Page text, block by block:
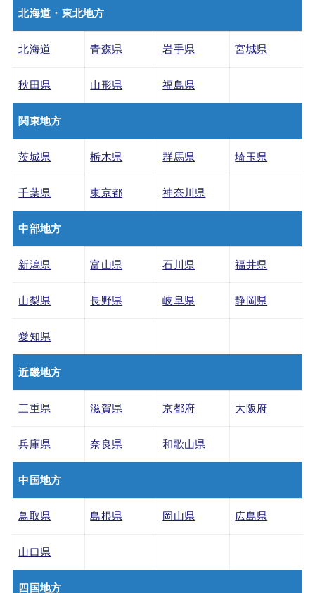
北海道・東北地方
北海道 青森県 岩手県 宮城県
秋田県 山形県 福島県
関東地方
茨城県 栃木県 群馬県 埼玉県
千葉県 東京都 神奈川県
中部地方
新潟県 富山県 石川県 福井県
山梨県 長野県 岐阜県 静岡県
愛知県
近畿地方
三重県 滋賀県 京都府 大阪府
兵庫県 奈良県 和歌山県
中国地方
鳥取県 島根県 岡山県 広島県
山口県
四国地方